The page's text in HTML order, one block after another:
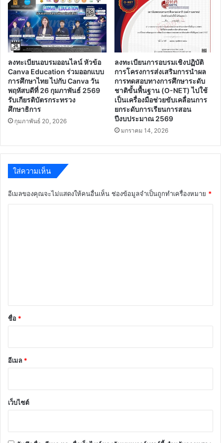
ลงทะเบียนอบรมออนไลน์ หัวข้อ
Canva Education ร่วมออกแบบ
การศึกษาไทย ไปกับ Canva วัน
พฤหัสบดีที่ 26 กุมภาพันธ์ 2569
รับเกียรติบัตรกระทรวง
ศึกษาธิการ
กุมภาพันธ์ 20, 2026
ลงทะเบียนการอบรมเชิงปฏิบัติ
การโครงการส่งเสริมการนำผล
การทดสอบทางการศึกษาระดับ
ชาติขั้นพื้นฐาน (O-NET) ไปใช้
เป็นเครื่องมือช่วยขับเคลื่อนการ
ยกระดับการเรียนการสอน
ปีงบประมาณ 2569
มกราคม 14, 2026
ใส่ความเห็น
อีเมลของคุณจะไม่แสดงให้คนอื่นเห็น ช่องข้อมูลจำเป็นถูกทำเครื่องหมาย *
*
ชื่อ *
อีเมล *
เว็บไซต์